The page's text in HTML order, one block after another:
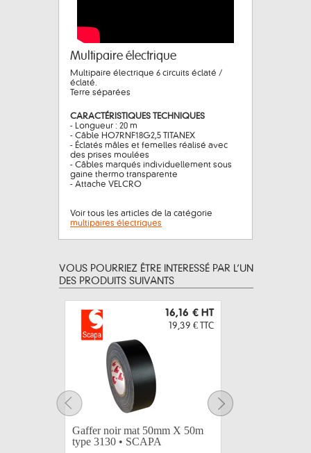
Multipaire électrique
Multipaire électrique 6 circuits éclaté /
éclaté.
Terre séparées
CARACTÉRISTIQUES TECHNIQUES
- Longueur : 20 m
- Câble HO7RNF18G2,5 TITANEX
- Éclatés mâles et femelles réalisé avec
des prises moulées
- Câbles marqués individuellement sous
gaine thermo transparente
- Attache VELCRO
Voir tous les articles de la catégorie
multipaires électriques
VOUS POURRIEZ ÊTRE INTERESSÉ PAR L’UN
DES PRODUITS SUIVANTS
16,16 € HT
19,39 € TTC
Gaffer noir mat 50mm X 50m
type 3130 • SCAPA